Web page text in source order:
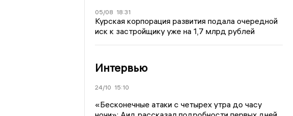
05/08 18:31
Курская корпорация развития подала очередной
иск к застройщику уже на 1,7 млрд рублей
Интервью
24/10 15:10
«Бесконечные атаки с четырех утра до часу